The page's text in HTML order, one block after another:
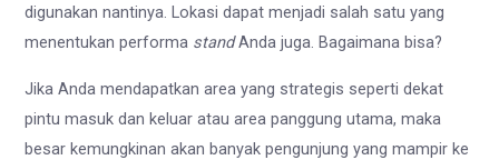
digunakan nantinya. Lokasi dapat menjadi salah satu yang
menentukan performa standAnda juga. Bagaimana bisa?
Jika Anda mendapatkan area yang strategis seperti dekat
pintu masuk dan keluar atau area panggung utama, maka
besar kemungkinan akan banyak pengunjung yang mampir ke